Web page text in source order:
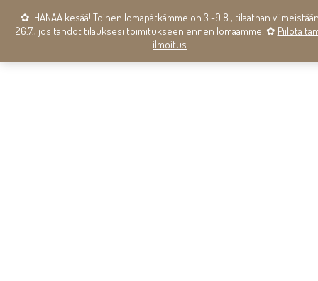
✿ IHANAA kesää! Toinen lomapätkämme on 3.-9.8., tilaathan
26.7., jos tahdot tilauksesi toimitukseen ennen lomaamme! ✿ Piilota
ilmoitus